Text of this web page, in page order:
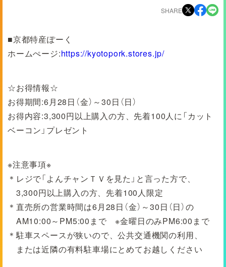
SHARE
■京都特産ぽーく
ホームぺージ:https://kyotopork.stores.jp/
☆お得情報☆
お得期間:6月28日（金）～30日（日）
お得内容:3,300円以上購入の方、先着100人に「カット
ベーコン」プレゼント
※注意事項※
＊レジで「よんチャンＴＶを見た」と言った方で、
3,300円以上購入の方、先着100人限定
＊直売所の営業時間は6月28日（金）～30日（日）の
AM10:00～PM5:00まで ※金曜日のみPM6:00まで
＊駐車スペースが狭いので、公共交通機関の利用、
または近隣の有料駐車場にとめてお越しください